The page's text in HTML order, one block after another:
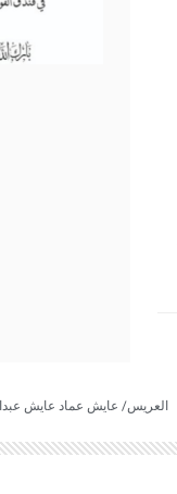
العريس/ عايش عماد عايش